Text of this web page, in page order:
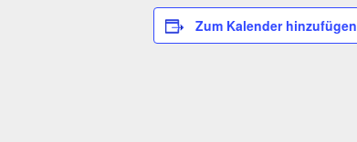
Zum Kalender hinzufügen